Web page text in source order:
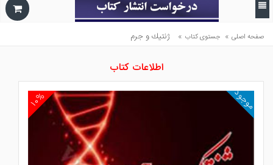
صفحه اصلی » جستوی کتاب » ژنتيك و جرم
اطلاعات کتاب
۱۰% موجود